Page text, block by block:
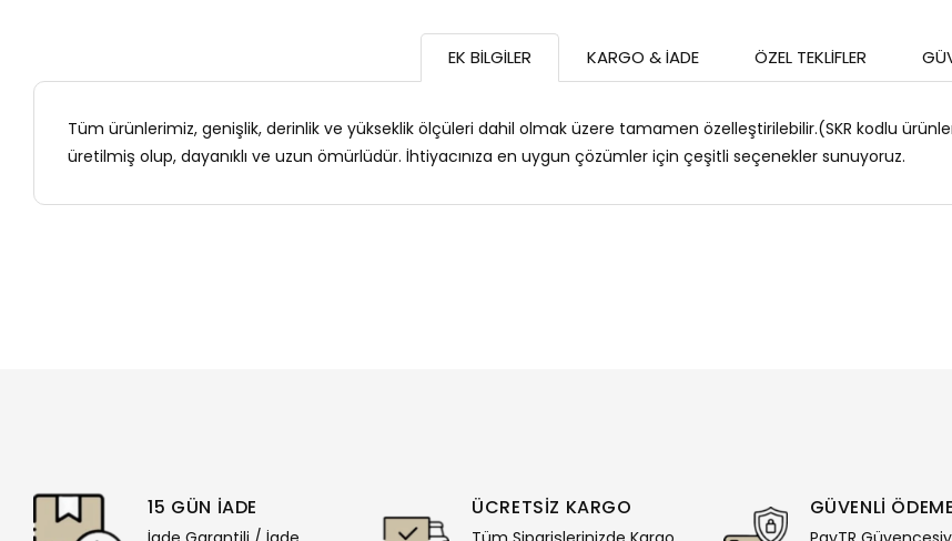
EK BILGILER KARGO & İADE ÖZEL TEKLIFLER
Tüm ürünlerimiz, genişlik, derinlik ve yükseklik ölçüleri dahil olmak üzere tamamen özelleştirilebilir.(SKR kodlu
üretilmiş olup, dayanıklı ve uzun ömürlüdür. İhtiyacınıza en uygun çözümler için çeşitli seçenekler sunuyoruz.
15 GÜN İADE ÜCRETSİZ KARGO GÜVENLİ ÖDEME